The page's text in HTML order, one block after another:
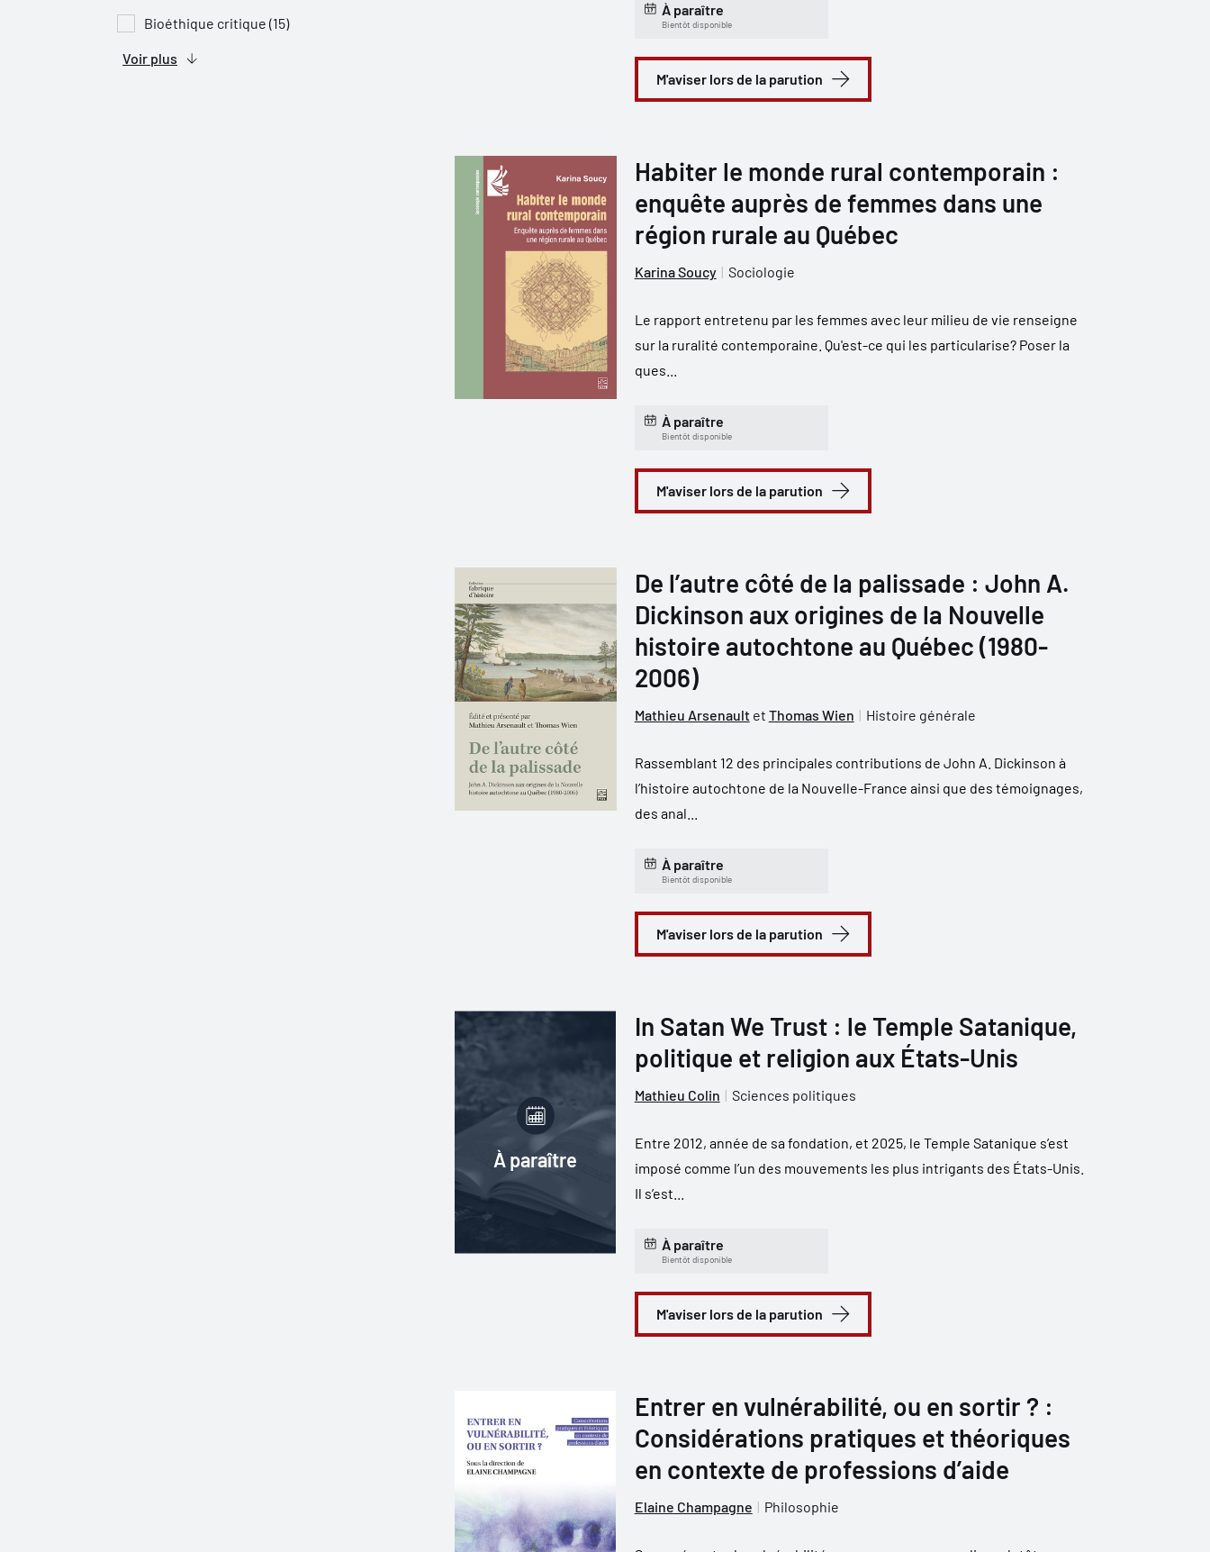
Bioéthique critique (15)
Voir plus
À paraître
Bientôt disponible
M'aviser lors de la parution
Habiter le monde rural contemporain :
enquête auprès de femmes dans une
région rurale au Québec
Karina Soucy Sociologie
Le rapport entretenu par les femmes avec leur milieu de vie renseigne
sur la ruralité contemporaine. Qu'est-ce qui les particularise? Poser la
ques...
À paraître
Bientôt disponible
M'aviser lors de la parution
De l’autre côté de la palissade : John A.
Dickinson aux origines de la Nouvelle
histoire autochtone au Québec (1980-
2006)
Mathieu Arsenaultet Thomas Wien Histoire générale
Rassemblant 12 des principales contributions de John A. Dickinson à
l’histoire autochtone de la Nouvelle-France ainsi que des témoignages,
des anal...
À paraître
Bientôt disponible
M'aviser lors de la parution
À paraître
In Satan We Trust : le Temple Satanique,
politique et religion aux États-Unis
Mathieu Colin Sciences politiques
Entre 2012, année de sa fondation, et 2025, le Temple Satanique s’est
imposé comme l’un des mouvements les plus intrigants des États-Unis.
Il s’est...
À paraître
Bientôt disponible
M'aviser lors de la parution
Entrer en vulnérabilité, ou en sortir ? :
Considérations pratiques et théoriques
en contexte de professions d’aide
Elaine Champagne Philosophie